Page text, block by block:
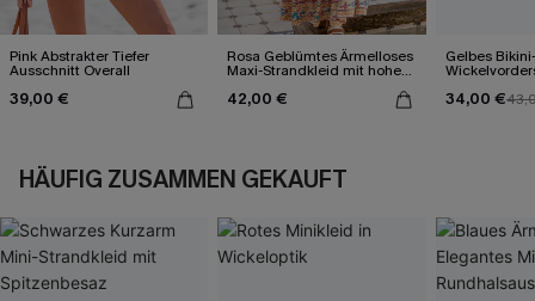
Pink Abstrakter Tiefer
Ausschnitt Overall
39,00 €
Rosa Geblümtes Ärmelloses
Maxi-Strandkleid mit hohem
42,00 €
Gelbes
34,00 €
HÄUFIG ZUSAMMEN GEKAUFT